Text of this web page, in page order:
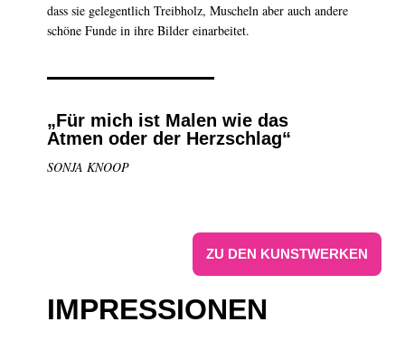
dass sie gelegentlich Treibholz, Muscheln aber auch andere
schöne Funde in ihre Bilder einarbeitet.
„Für mich ist Malen wie das
Atmen oder der Herzschlag“
SONJA KNOOP
ZU DEN KUNSTWERKEN
IMPRESSIONEN